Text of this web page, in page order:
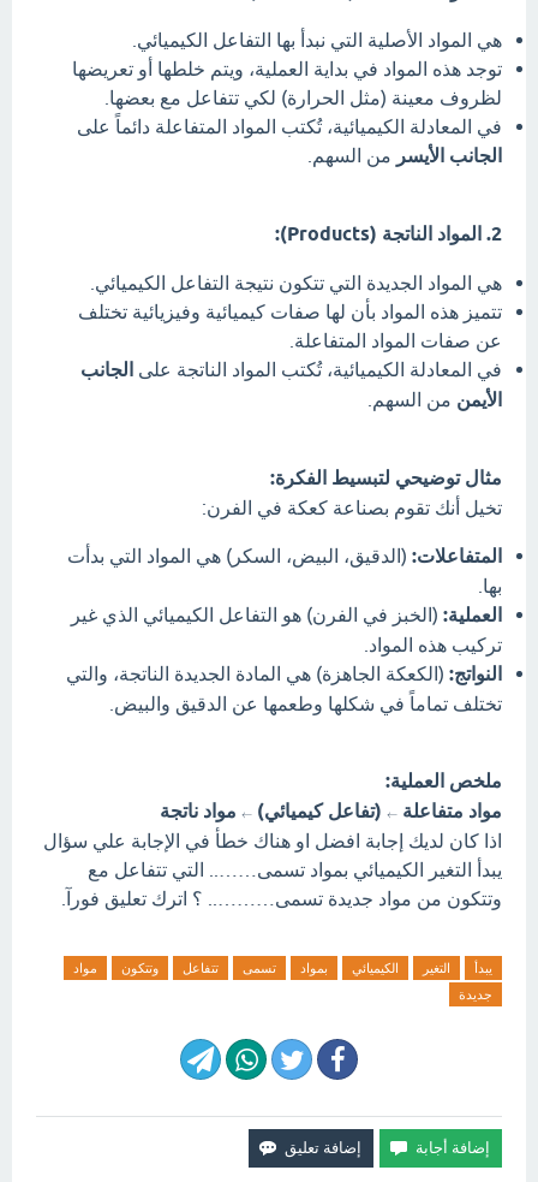
هي المواد الأصلية التي نبدأ بها التفاعل الكيميائي.
توجد هذه المواد في بداية العملية، ويتم خلطها أو تعريضها
لظروف معينة (مثل الحرارة) لكي تتفاعل مع بعضها.
في المعادلة الكيميائية، تُكتب المواد المتفاعلة دائماً على
الجانب الأيسر من السهم.
2. المواد الناتجة (Products):
هي المواد الجديدة التي تتكون نتيجة التفاعل الكيميائي.
تتميز هذه المواد بأن لها صفات كيميائية وفيزيائية تختلف
عن صفات المواد المتفاعلة.
في المعادلة الكيميائية، تُكتب المواد الناتجة على الجانب
الأيمن من السهم.
مثال توضيحي لتبسيط الفكرة:
تخيل أنك تقوم بصناعة كعكة في الفرن:
المتفاعلات: (الدقيق، البيض، السكر) هي المواد التي بدأت
بها.
العملية: (الخبز في الفرن) هو التفاعل الكيميائي الذي غير
تركيب هذه المواد.
النواتج: (الكعكة الجاهزة) هي المادة الجديدة الناتجة، والتي
تختلف تماماً في شكلها وطعمها عن الدقيق والبيض.
ملخص العملية:
مواد متفاعلة
(تفاعل كيميائي) مواد ناتجة
اذا كان لديك إجابة افضل او هناك خطأ في الإجابة علي سؤال
يبدأ التغير الكيميائي بمواد تسمى…….. التي تتفاعل مع
وتتكون من مواد جديدة تسمى……….. ؟ اترك تعليق فورآ.
يبدأ التغير الكيميائي بمواد تسمى تتفاعل وتتكون
مواد
جديدة